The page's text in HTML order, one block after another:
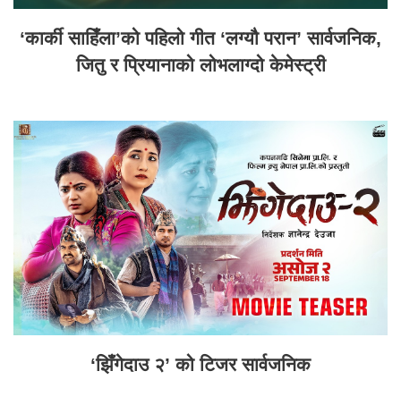
‘कार्की साहिँला’को पहिलो गीत ‘लग्यौ परान’ सार्वजनिक,
जितु र प्रियानाको लोभलाग्दो केमेस्ट्री
‘झिँगेदाउ २’ को टिजर सार्वजनिक